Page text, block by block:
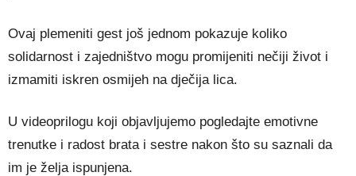
Ovaj plemeniti gest još jednom pokazuje koliko
solidarnost i zajedništvo mogu promijeniti nečiji život i
izmamiti iskren osmijeh na dječija lica.
U videoprilogu koji objavljujemo pogledajte emotivne
trenutke i radost brata i sestre nakon što su saznali da
im je želja ispunjena.